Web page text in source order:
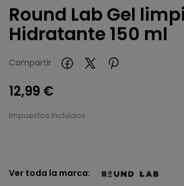
Round Lab Gel
Hidratante 150 ml
Compartir
12,99 €
Impuestos incluidos
Ver toda la marca: